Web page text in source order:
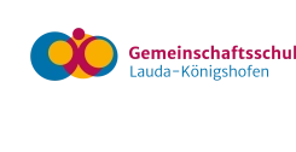
Zum Hauptinhalt springen